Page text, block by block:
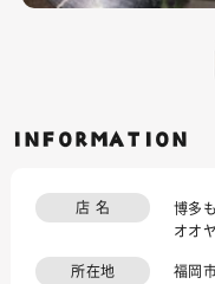
INFORMATION
店 名
博多
オオ
所在地
福岡